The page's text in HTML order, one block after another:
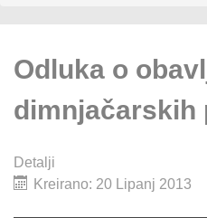
Odluka o
dimnjačarskih
Detalji
Kreirano: 20 Lipanj 2013